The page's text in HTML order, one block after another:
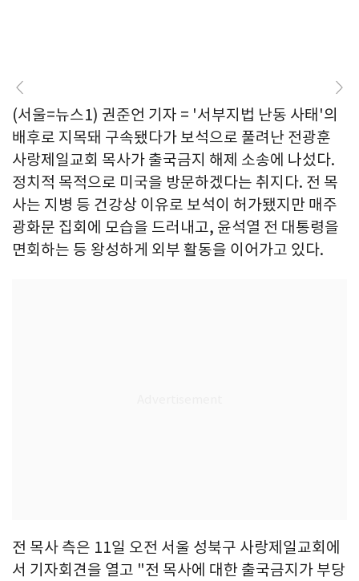
(서울=뉴스1) 권준언 기자 = '서부지법 난동 사태'의
배후로 지목돼 구속됐다가 보석으로 풀려난 전광훈
사랑제일교회 목사가 출국금지 해제 소송에 나섰다.
정치적 목적으로 미국을 방문하겠다는 취지다. 전 목
사는 지병 등 건강상 이유로 보석이 허가됐지만 매주
광화문 집회에 모습을 드러내고, 윤석열 전 대통령을
면회하는 등 왕성하게 외부 활동을 이어가고 있다.
전 목사 측은 11일 오전 서울 성북구 사랑제일교회에
서 기자회견을 열고 "전 목사에 대한 출국금지가 부당